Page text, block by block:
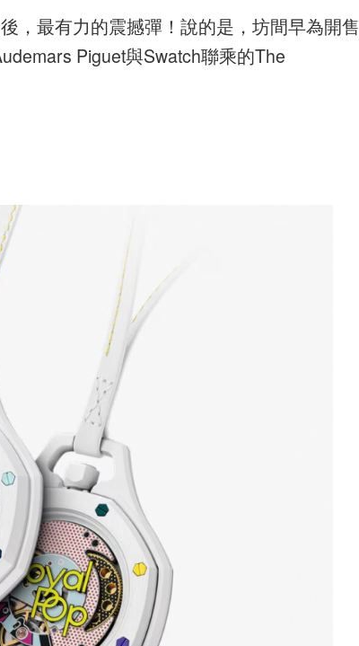
，最有力的震撼彈！說的是，坊間早為開售
Piguet與Swatch聯乘的The